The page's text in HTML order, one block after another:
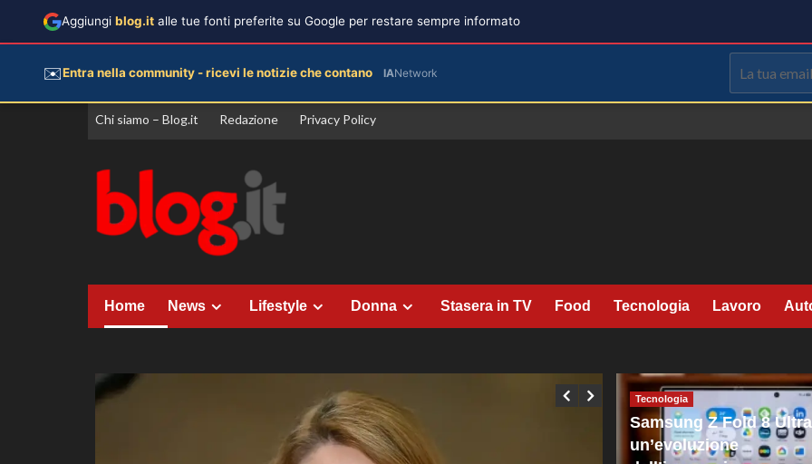
Vai
Chi siamo – Blog.it Redazione Privacy Policy
Home News Lifestyle Donna Stasera in TV Food Tecnologia Lavoro
Tecnologia
Samsung Z Fold 8
un’evoluzione
Aggiungi blog.it alle tue fonti preferite su Google per restare sempre informato
✉️Entra nella community - ricevi le notizie che contano IANetwork